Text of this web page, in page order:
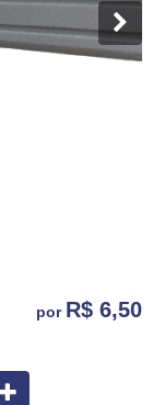
por R$ 6,50